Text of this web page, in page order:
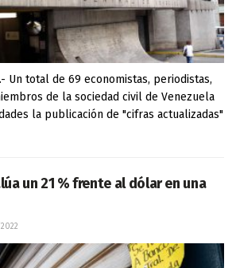
Un total de 69 economistas, periodistas,
de la sociedad civil de Venezuela
la publicación de "cifras actualizadas"
un 21 % frente al dólar en una